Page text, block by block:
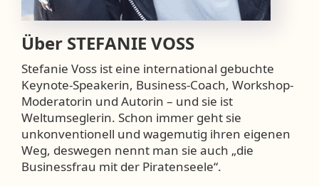
Über STEFANIE VOSS
Stefanie Voss ist eine international gebuchte
Keynote-Speakerin, Business-Coach, Workshop-
Moderatorin und Autorin – und sie ist
Weltumseglerin. Schon immer geht sie
unkonventionell und wagemutig ihren eigenen
Weg, deswegen nennt man sie auch „die
Businessfrau mit der Piratenseele“.